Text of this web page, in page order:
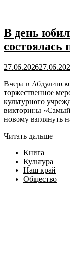
В день
состоялась
27.06.2026
Вчера в
торжественное
культурного
викторины
новому
Читать дальше
Книга
Культура
Наш край
Общество